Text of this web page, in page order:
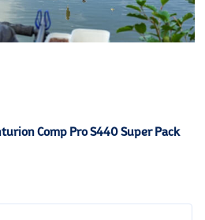
Comp Pro S440 Super Pack